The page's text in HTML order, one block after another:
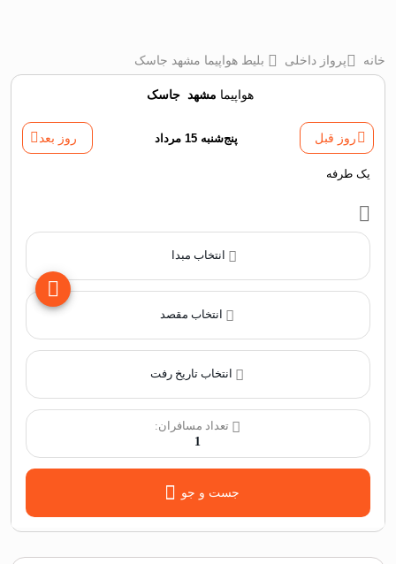
خانه پرواز داخلی بلیط هواپیما مشهد جاسک
هواپیما مشهد ‌جاسک
روز قبل پنج‌شنبه 15 مرداد روز بعد
یک طرفه
انتخاب مبدا
انتخاب مقصد
تعداد مسافران:
1
جست و جو